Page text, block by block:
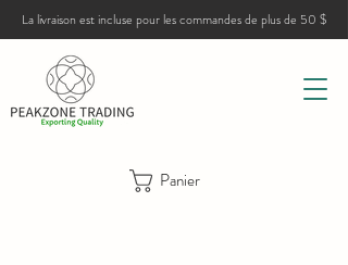
La livraison est incluse pour les commandes de plus de 50 $
Panier